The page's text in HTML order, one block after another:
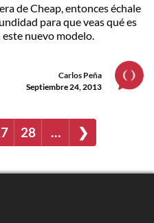
de Cheap, entonces échale
para que veas qué es
nuevo modelo.
Carlos Peña
Septiembre 24, 2013
28 … ❯